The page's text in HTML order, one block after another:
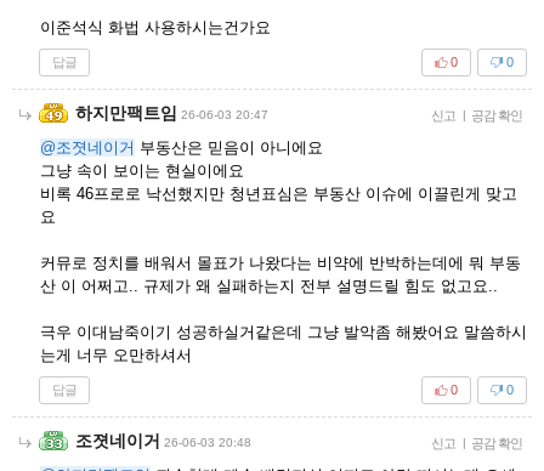
이준석식 화법 사용하시는건가요
답글 0
0
하지만팩트임 26-06-03 20:47 신고 | 공감 확인
@조졋네이거 부동산은 믿음이 아니에요
그냥 속이 보이는 현실이에요
비록 46프로로 낙선했지만 청년표심은 부동산 이슈에 이끌린게 맞고
요
커뮤로 정치를 배워서 몰표가 나왔다는 비약에 반박하는데에 뭐 부동
산 이 어쩌고.. 규제가 왜 실패하는지 전부 설명드릴 힘도 없고요..
극우 이대남죽이기 성공하실거같은데 그냥 발악좀 해봤어요 말씀하시
는게 너무 오만하셔서
답글 0
0
조졋네이거 26-06-03 20:48 신고 | 공감 확인